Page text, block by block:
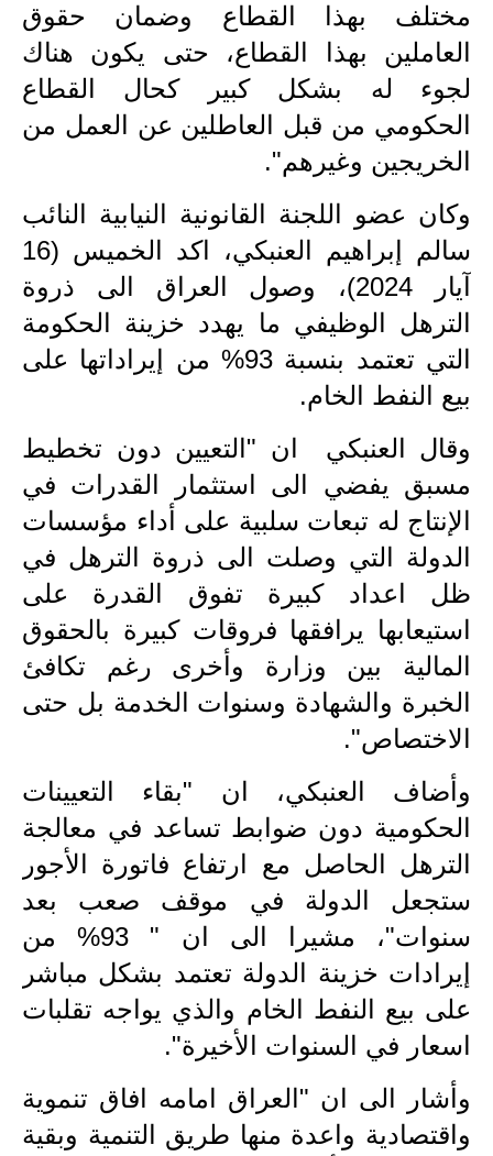
كتب مدرسية
المرحلة الابتدائية
المرحلة المتوسطة
ملازم دراسية
المرحلة الابتدائية
المرحلة المتوسطة
دروس
المرحلة الابتدائية
المرحلة المتوسطة
المرحلة الاعدادية
مواضيع انشاء
المرحلة الابتدائية
المرحلة الاعدادية
الجامعات
اخبار وقرارات وزارة التعليم
العالي
استمارة القبول المركزي
نتائج القبول المركزي
العطل
مختلف بهذا القطاع وضمان حقوق
العاملين بهذا القطاع، حتى يكون هناك
لجوء له بشكل كبير كحال القطاع
الحكومي من قبل العاطلين عن العمل من
الخريجين وغيرهم".
وكان عضو اللجنة القانونية النيابية النائب
سالم إبراهيم العنبكي، اكد الخميس (16
آيار 2024)، وصول العراق الى ذروة
الترهل الوظيفي ما يهدد خزينة الحكومة
التي تعتمد بنسبة 93% من إيراداتها على
بيع النفط الخام.
وقال العنبكي ان "التعيين دون تخطيط
مسبق يفضي الى استثمار القدرات في
الإنتاج له تبعات سلبية على أداء مؤسسات
الدولة التي وصلت الى ذروة الترهل في
ظل اعداد كبيرة تفوق القدرة على
استيعابها يرافقها فروقات كبيرة بالحقوق
المالية بين وزارة وأخرى رغم تكافئ
الخبرة والشهادة وسنوات الخدمة بل حتى
الاختصاص".
وأضاف العنبكي، ان "بقاء التعيينات
الحكومية دون ضوابط تساعد في معالجة
الترهل الحاصل مع ارتفاع فاتورة الأجور
ستجعل الدولة في موقف صعب بعد
سنوات"، مشيرا الى ان " 93% من
إيرادات خزينة الدولة تعتمد بشكل مباشر
على بيع النفط الخام والذي يواجه تقلبات
اسعار في السنوات الأخيرة".
وأشار الى ان "العراق امامه افاق تنموية
واقتصادية واعدة منها طريق التنمية وبقية